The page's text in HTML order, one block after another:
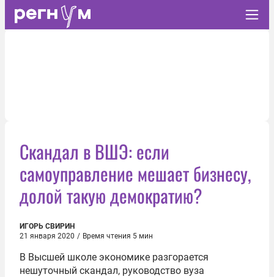
Скандал в ВШЭ: если
самоуправление мешает бизнесу,
долой такую демократию?
ИГОРЬ СВИРИН
21 января 2020 / Время чтения 5 мин
В Высшей школе экономике разгорается
нешуточный скандал, руководство вуза